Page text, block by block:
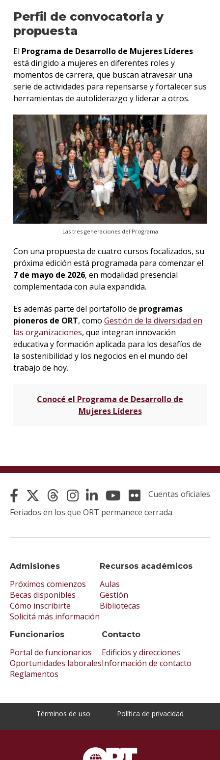
Perfil de convocatoria y
propuesta
El Programa de Desarrollo de Mujeres Líderes
está dirigido a mujeres en diferentes roles y
momentos de carrera, que buscan atravesar una
serie de actividades para repensarse y fortalecer sus
herramientas de autoliderazgo y liderar a otros.
Las tres generaciones del Programa
Con una propuesta de cuatro cursos focalizados, su
próxima edición está programada para comenzar el
7 de mayo de 2026, en modalidad presencial
complementada con aula expandida.
Es además parte del portafolio de programas
pioneros de ORT, como Gestión de la diversidad en
las organizaciones, que integran innovación
educativa y formación aplicada para los desafíos de
la sostenibilidad y los negocios en el mundo del
trabajo de hoy.
Conocé el Programa de Desarrollo de
Mujeres Líderes
Admisiones
Próximos comienzos
Becas disponibles
Cómo inscribirte
Solicitá más información
Recursos académicos
Aulas
Gestión
Bibliotecas
Funcionarios
Portal de funcionarios
Oportunidades laborales
Reglamentos
Contacto
Edificios y direcciones
Información de contacto
Cuentas oficiales
Feriados en los que ORT permanece cerrada
Términos de uso Política de privacidad